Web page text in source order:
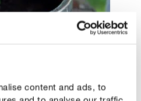
content and ads, to
sunt spații izolate,